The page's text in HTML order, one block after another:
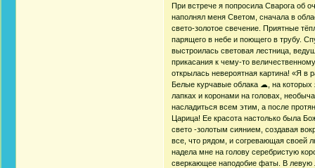
При встрече я попросила Сварога об
наполнял меня Светом, сначала в
свето-золотое свечение. Приятные
парящего в небе и поющего в трубу.
выстроилась световая лестница,
прикасания к чему-то
открылась невероятная картина! «Я в
Белые курчавые облака ☁, на которых
лапках и коронами на головах,
насладиться всем этим, а после
Царица! Ее красота настолько была
свето -золотым сиянием, создавая
все, что рядом, и согревающая своей
надела мне на голову серебристую
сверкающее наподобие фаты. В левую